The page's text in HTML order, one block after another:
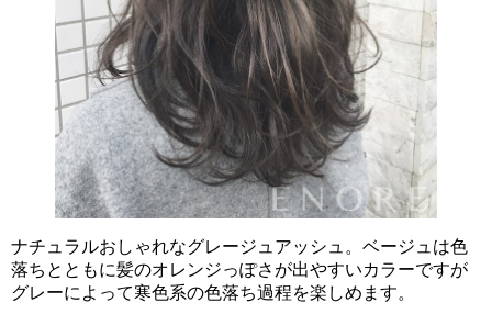
ナチュラルおしゃれなグレージュアッシュ。ベージュは色
落ちとともに髪のオレンジっぽさが出やすいカラーですが
グレーによって寒色系の色落ち過程を楽しめます。